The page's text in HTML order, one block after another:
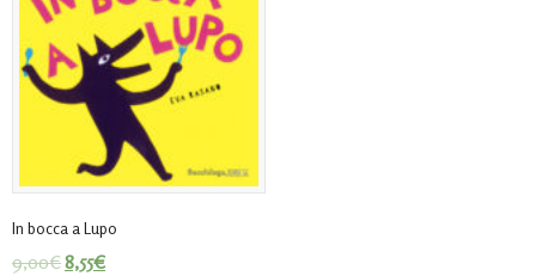
In bocca a Lupo
9,00€8,55€